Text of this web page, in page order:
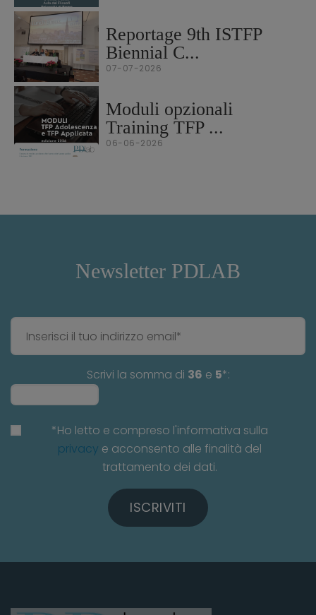
Reportage 9th ISTFP
Biennial C...
07-07-2026
Moduli opzionali
Training TFP ...
06-06-2026
Newsletter PDLAB
Scrivi la somma di 36 e 5*:
*Ho letto e compreso l'informativa sulla
privacy e acconsento alle finalità del
trattamento dei dati.
ISCRIVITI